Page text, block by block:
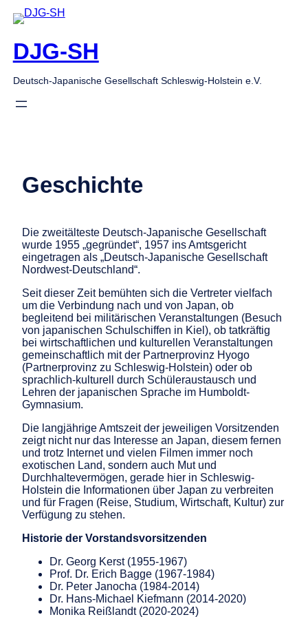
Zum
Inhalt
DJG-SH
Deutsch-Japanische Gesellschaft Schleswig-Holstein e.V.
Geschichte
Die zweitälteste Deutsch-Japanische Gesellschaft
wurde 1955 „gegründet“, 1957 ins Amtsgericht
eingetragen als „Deutsch-Japanische Gesellschaft
Nordwest-Deutschland“.
Seit dieser Zeit bemühten sich die Vertreter vielfach
um die Verbindung nach und von Japan, ob
begleitend bei militärischen Veranstaltungen (Besuch
von japanischen Schulschiffen in Kiel), ob tatkräftig
bei wirtschaftlichen und kulturellen Veranstaltungen
gemeinschaftlich mit der Partnerprovinz Hyogo
(Partnerprovinz zu Schleswig-Holstein) oder ob
sprachlich-kulturell durch Schüleraustausch und
Lehren der japanischen Sprache im Humboldt-
Gymnasium.
Die langjährige Amtszeit der jeweiligen Vorsitzenden
zeigt nicht nur das Interesse an Japan, diesem fernen
und trotz Internet und vielen Filmen immer noch
exotischen Land, sondern auch Mut und
Durchhaltevermögen, gerade hier in Schleswig-
Holstein die Informationen über Japan zu verbreiten
und für Fragen (Reise, Studium, Wirtschaft, Kultur) zur
Verfügung zu stehen.
Historie der Vorstandsvorsitzenden
Dr. Georg Kerst (1955-1967)
Prof. Dr. Erich Bagge (1967-1984)
Dr. Peter Janocha (1984-2014)
Dr. Hans-Michael Kiefmann (2014-2020)
Monika Reißlandt (2020-2024)